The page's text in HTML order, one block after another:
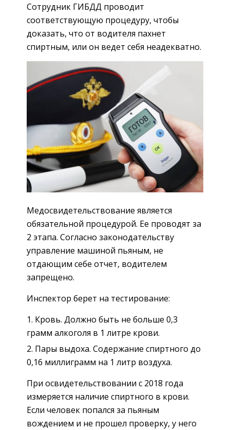
Сотрудник ГИБДД проводит
соответствующую процедуру, чтобы
доказать, что от водителя пахнет
спиртным, или он ведет себя неадекватно.
Медосвидетельствование является
обязательной процедурой. Ее проводят за
2 этапа. Согласно законодательству
управление машиной пьяным, не
отдающим себе отчет, водителем
запрещено.
Инспектор берет на тестирование:
Кровь. Должно быть не больше 0,3
грамм алкоголя в 1 литре крови.
Пары выдоха. Содержание спиртного до
0,16 миллиграмм на 1 литр воздуха.
При освидетельствовании с 2018 года
измеряется наличие спиртного в крови.
Если человек попался за пьяным
вождением и не прошел проверку, у него